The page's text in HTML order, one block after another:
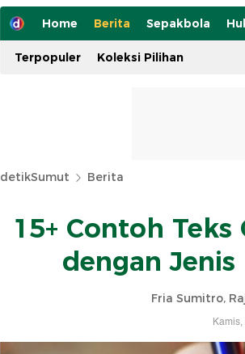
Home Berita Sepakbola
Terpopuler Koleksi Pilihan
detikSumut Berita
15+ Contoh Teks
dengan
Fria Sumitro,